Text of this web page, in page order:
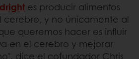
es producir alimentos
cerebro, y no únicamente al
queremos hacer es influir
en el cerebro y mejorar
dice el cofundador Chris